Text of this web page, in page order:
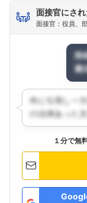
面接官にさ
面接官：役員、
１分で無